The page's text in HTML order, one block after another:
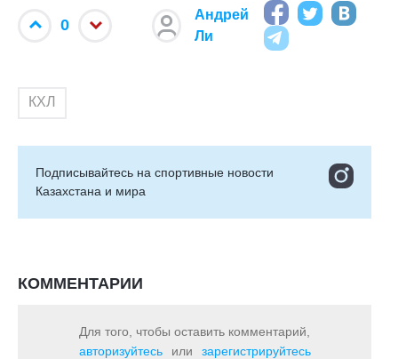
0
Андрей
Ли
КХЛ
Подписывайтесь на cпортивные новости
Казахстана и мира
КОММЕНТАРИИ
Для того, чтобы оставить комментарий,
авторизуйтесь
или зарегистрируйтесь